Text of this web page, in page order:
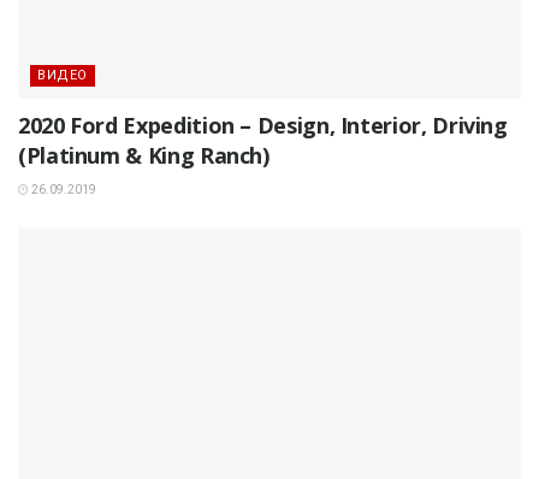
ВИДЕО
2020 Ford Expedition – Design, Interior, Driving
(Platinum & King Ranch)
26.09.2019